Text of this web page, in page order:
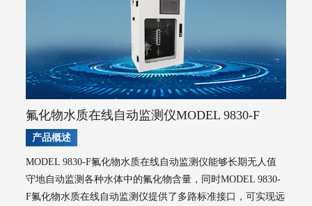
AQMS-900C-PM₂.₅-户外型颗粒物PM₂.₅自动监测系统
AQMS-900C-PM₁₀-户外型颗粒物PM₁₀自动监测系统
AQMS-1100OU-恶臭自动监测系统
MODEL 2630-II-环境噪声自动监测仪
MODEL 2630-环境噪声自动监测仪
AQMS-900TE-交通污染溯源在线监测系统
大气VOCs监测系统
AQMS-900VI/VII-环境空气非甲烷总烃在线监测系统
AQMS-900VC-环境空气挥发性有机物在线监测系统
AQMS-900TOFMS-多通道飞行时间质谱在线监测系统
大气走航监测车
MCS-900A-大气复合污染走航监测车
氟化物水质在线自动监测仪MODEL 9830-F
产品概述
MODEL 9830-F氟化物水质在线自动监测仪能够长期无人值
守地自动监测各种水体中的氟化物含量，同时MODEL 9830-
F氟化物水质在线自动监测仪提供了多路标准接口，可实现远